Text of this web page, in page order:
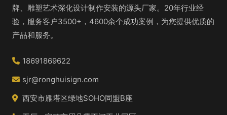
牌、雕塑艺术深化设计制作安装的源头厂家。20年行业经
验，服务客户3500+，4600余个成功案例，为您提供优质的
产品和服务。
18691869622
sjr@ronghuisign.com
西安市雁塔区绿地SOHO同盟B座